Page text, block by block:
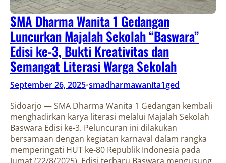
SMA Dharma Wanita 1 Gedangan
Luncurkan Majalah Sekolah “Baswara”
Edisi ke-3, Bukti Kreativitas dan
Semangat Literasi Warga Sekolah
September 26, 2025•smadharmawanita1ged
Sidoarjo — SMA Dharma Wanita 1 Gedangan kembali
menghadirkan karya literasi melalui Majalah Sekolah
Baswara Edisi ke-3. Peluncuran ini dilakukan
bersamaan dengan kegiatan karnaval dalam rangka
memperingati HUT ke-80 Republik Indonesia pada